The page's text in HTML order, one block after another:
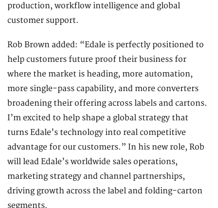
production, workflow intelligence and global
customer support.
Rob Brown added: “Edale is perfectly positioned to
help customers future proof their business for
where the market is heading, more automation,
more single-pass capability, and more converters
broadening their offering across labels and cartons.
I’m excited to help shape a global strategy that
turns Edale’s technology into real competitive
advantage for our customers.” In his new role, Rob
will lead Edale’s worldwide sales operations,
marketing strategy and channel partnerships,
driving growth across the label and folding-carton
segments.